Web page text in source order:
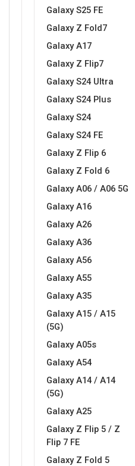
Galaxy S25 FE
Galaxy Z Fold7
Galaxy A17
Galaxy Z Flip7
Galaxy S24 Ultra
Galaxy S24 Plus
Galaxy S24
Galaxy S24 FE
Galaxy Z Flip 6
Galaxy Z Fold 6
Galaxy A06 / A06 5G
Galaxy A16
Galaxy A26
Galaxy A36
Galaxy A56
Galaxy A55
Galaxy A35
Galaxy A15 / A15
(5G)
Galaxy A05s
Galaxy A54
Galaxy A14 / A14
(5G)
Galaxy A25
Galaxy Z Flip 5 / Z
Flip 7 FE
Galaxy Z Fold 5
Sleng
Životinjsko carstvo
Svemirska kolekcija
Love motivi
Quotes Collection